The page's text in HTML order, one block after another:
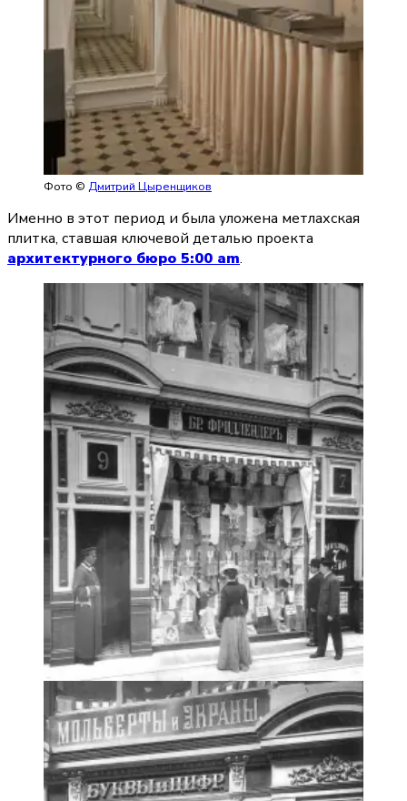
Фото © Дмитрий Цыренщиков
Именно в этот период и была уложена метлахская
архитектурного бюро 5:00 am.